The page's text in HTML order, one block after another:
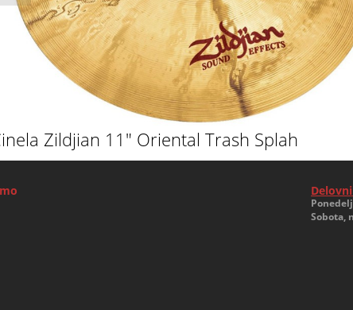
Zildjian 11" Oriental Trash Splah
Sobota,